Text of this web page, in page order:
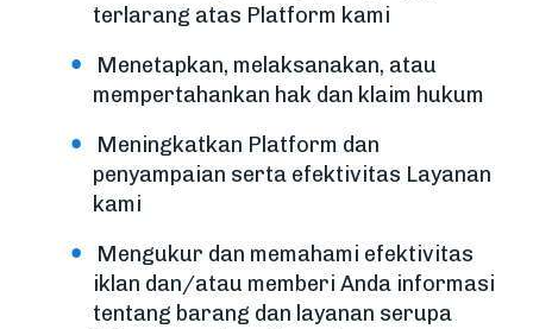
terlarang atas Platform kami
Menetapkan, melaksanakan, atau
mempertahankan hak dan klaim hukum
Meningkatkan Platform dan
penyampaian serta efektivitas Layanan
kami
Mengukur dan memahami efektivitas
iklan dan/atau memberi Anda informasi
tentang barang dan layanan serupa